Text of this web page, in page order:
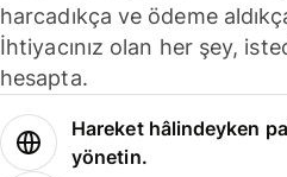
harcadıkça ve ödeme
İhtiyacınız olan her şey,
hesapta.
Hareket hâlindeyken
yönetin.